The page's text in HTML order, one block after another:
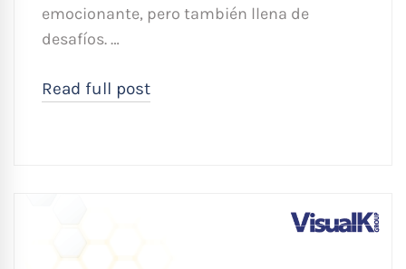
emocionante, pero también llena de
desafíos. …
Read full post